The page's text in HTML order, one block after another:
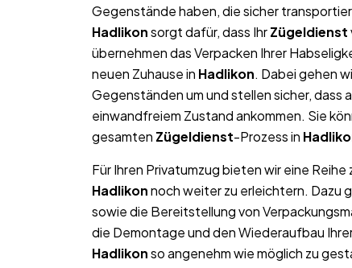
Gegenstände haben, die sicher
Hadlikonsorgt dafür, dass IhrZügeldienst
übernehmen das Verpacken Ihrer
neuen Zuhause in Hadlikon. Dabei gehen
Gegenständen um und stellen sicher, dass
einwandfreiem Zustand ankommen. Sie
gesamten Zügeldienst-Prozess in
Für Ihren Privatumzug bieten wir eine
Hadlikonnoch weiter zu erleichtern. Dazu
sowie die Bereitstellung von
die Demontage und den Wiederaufbau
Hadlikonso angenehm wie möglich zu